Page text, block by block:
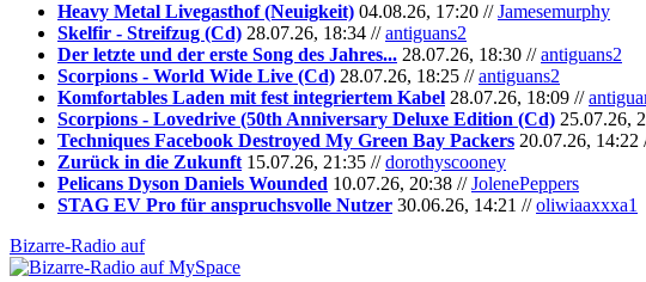
Heavy Metal Livegasthof (Neuigkeit) 04.08.26, 17:20 //Jamesemurphy
Skelfir - Streifzug (Cd) 28.07.26, 18:34 //antiguans2
Der letzte und der erste Song des Jahres... 28.07.26, 18:30 //antiguans2
Scorpions - World Wide Live (Cd) 28.07.26, 18:25 //antiguans2
Komfortables Laden mit fest integriertem Kabel 28.07.26, 18:09 //
Scorpions - Lovedrive (50th Anniversary Deluxe Edition (Cd) 25.07.26,
Techniques Facebook Destroyed My Green Bay Packers 20.07.26, 14:22
Zurück in die Zukunft 15.07.26, 21:35 //dorothyscooney
Pelicans Dyson Daniels Wounded 10.07.26, 20:38 //JolenePeppers
STAG EV Pro für anspruchsvolle Nutzer 30.06.26, 14:21 //oliwiaaxxxa1
Bizarre-Radio auf